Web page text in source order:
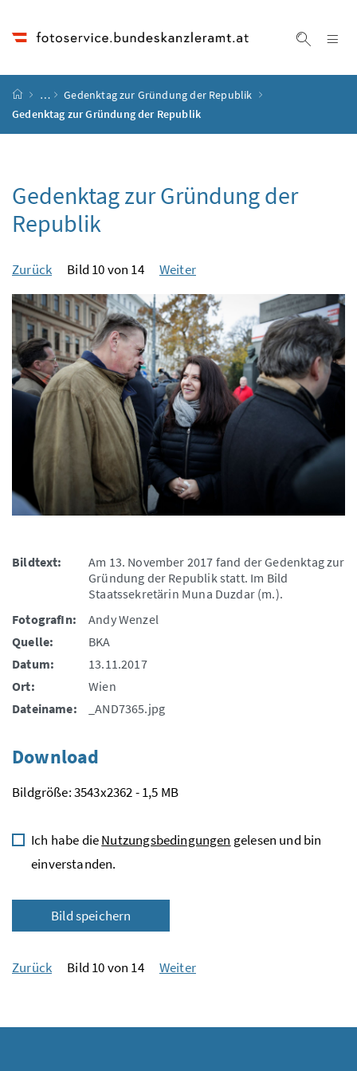
Startseite
…
Gedenktag zur Gründung der Republik
Gedenktag zur Gründung der Republik
Gedenktag zur Gründung der
Republik
Zurück Bild 10 von 14 Weiter
Bildtext:
Am 13. November 2017 fand der Gedenktag zur
Gründung der Republik statt. Im Bild
Staatssekretärin Muna Duzdar (m.).
FotografIn:
Andy Wenzel
Quelle:
BKA
Datum:
13.11.2017
Ort:
Wien
Dateiname:
_AND7365.jpg
Download
Bildgröße: 3543x2362 - 1,5 MB
Ich habe dieNutzungsbedingungen gelesen und bin
einverstanden.
Bild speichern
Zurück Bild 10 von 14 Weiter